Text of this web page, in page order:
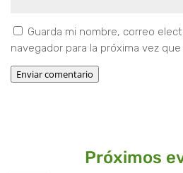
Guarda mi nombre, correo
navegador para la próxima vez
Enviar comentario
Próximos